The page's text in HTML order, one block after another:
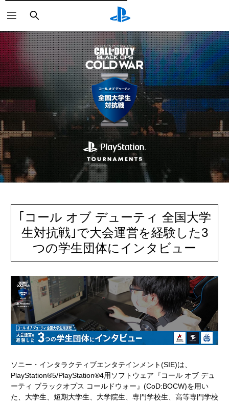
検
索
｢コール オブ デューティ 全国大学
生対抗戦｣で大会運営を経験した3
つの学生団体にインタビュー
ソニー・インタラクティブエンタテインメント(SIE)は、
PlayStation®5/PlayStation®4用ソフトウェア『コール オブ デュ
ーティ ブラックオプス コールドウォー』(CoD:BOCW)を用い
た、大学生、短期大学生、大学院生、専門学校生、高等専門学校